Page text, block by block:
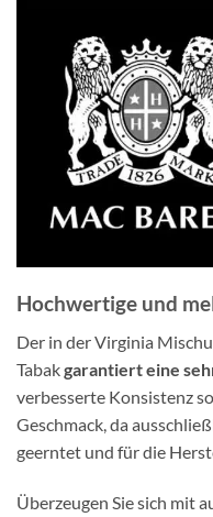
Hochwertige und
Der in der Virginia
Tabakgarantiert eine
verbesserte Konsistenz
Geschmack, da
geerntet und für die
Überzeugen Sie sich mit